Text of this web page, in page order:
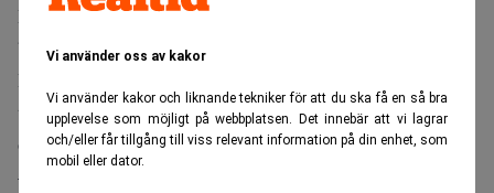
Vi använder oss av kakor
Vi använder kakor och liknande tekniker för att du ska få en så bra
upplevelse som möjligt på webbplatsen. Det innebär att vi lagrar
och/eller får tillgång till viss relevant information på din enhet, som
mobil eller dator.
Med telegram från Finwire kompletterar Realtid sin
bevakning av finansmarknaden och säkerställer att
Realtids läsare aldrig missar något och alltid har tillgång
till de senaste nyheter inom finans, bank, M&A, revision
och juridik.
– Telegram från Finwire kompletterar på ett mycket